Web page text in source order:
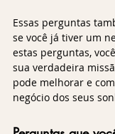
Essas perguntas
se você já tiver um
estas perguntas,
sua verdadeira
pode melhorar e
negócio dos seus